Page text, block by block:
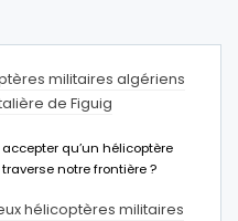
militaires algériens
de Figuig
qu’un hélicoptère
notre frontière ?
hélicoptères militaires